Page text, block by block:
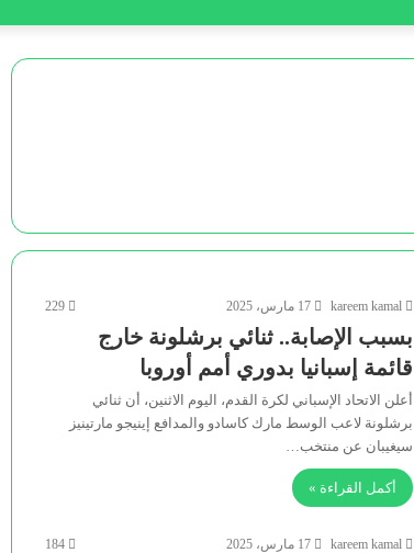
kareem kamal 17 مارس، 2025 229
بسبب الإصابة.. ثنائي برشلونة خارج
قائمة إسبانيا بدوري أمم أوروبا
أعلن الاتحاد الإسباني لكرة القدم، اليوم الاثنين، أن ثنائي
برشلونة لاعب الوسط مارك كاسادو والمدافع إينيجو مارتينيز
سيغيبان عن منتخب…
أكمل القراءة »
kareem kamal 17 مارس، 2025 184